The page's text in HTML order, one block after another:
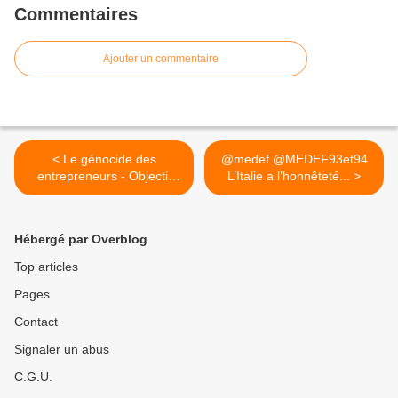
Commentaires
Ajouter un commentaire
< Le génocide des
entrepreneurs - Objectif
Eco,...
@medef @MEDEF93et94
L’Italie a l’honnêteté... >
Hébergé par Overblog
Top articles
Pages
Contact
Signaler un abus
C.G.U.